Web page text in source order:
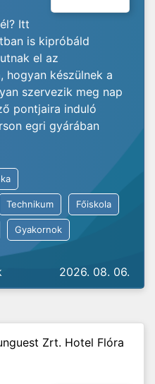
Itt
is kipróbáld
el az
hogyan készülnek a
szervezik meg nap
pontjaira induló
egri gyárában
Technikum Főiskola
Gyakornok
2026. 08. 06.
Zrt. Hotel Flóra